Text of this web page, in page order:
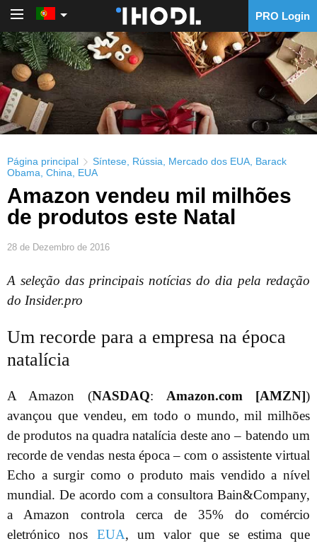
PRO Login
Página principal Síntese Rússia Mercado dos EUA Barack
Obama China EUA
Amazon vendeu mil milhões
de produtos este Natal
28 de Dezembro de 2016
A seleção das principais notícias do dia pela redação
do Insider.pro
Um recorde para a empresa na época
natalícia
A Amazon (NASDAQ: Amazon.com [AMZN])
avançou que vendeu, em todo o mundo, mil milhões
de produtos na quadra natalícia deste ano – batendo um
recorde de vendas nesta época – com o assistente virtual
Echo a surgir como o produto mais vendido a nível
mundial. De acordo com a consultora Bain&Company,
a Amazon controla cerca de 35% do comércio
eletrónico nos EUA, um valor que se estima que